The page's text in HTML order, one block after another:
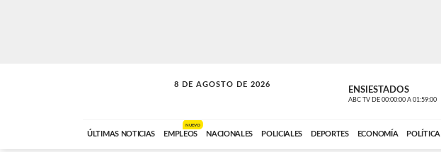
8 DE AGOSTO DE 2026
SOLO MÚSICA ENSIESTADOS
ABC TV DE 00:00:00 A 01:59:00
ÚLTIMAS NOTICIAS EMPLEOS
NUEVO
NACIONALES POLICIALES DEPORTES ECONOMÍA POLÍTICA